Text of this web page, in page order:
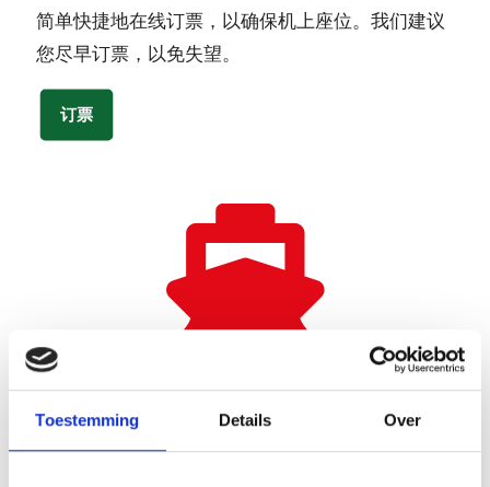
Toestemming Details Over
简单快捷地在线订票，以确保机上座位。我们建议
您尽早订票，以免失望。
订票